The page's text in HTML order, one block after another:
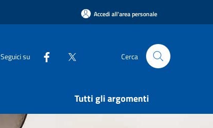
Accedi all'area personale
Seguici su Cerca
Tutti gli argomenti